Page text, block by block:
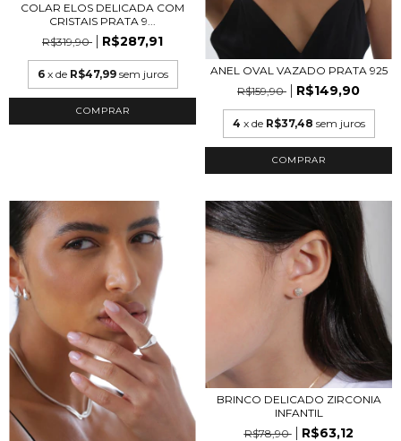
COLAR ELOS DELICADA COM
CRISTAIS PRATA 9...
R$319,90
R$287,91
6 x de R$47,99 sem juros
ANEL OVAL VAZADO PRATA 925
R$159,90
R$149,90
4 x de R$37,48 sem juros
COMPRAR
BRINCO DELICADO ZIRCONIA
INFANTIL
R$78,90
R$63,12